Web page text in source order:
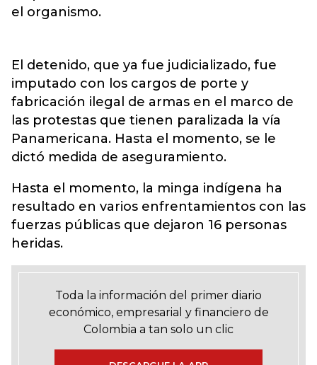
el organismo.
El detenido, que ya fue judicializado, fue
imputado con los cargos de porte y
fabricación ilegal de armas en el marco de
las protestas que tienen paralizada la vía
Panamericana. Hasta el momento, se le
dictó medida de aseguramiento.
Hasta el momento, la minga indígena ha
resultado en varios enfrentamientos con las
fuerzas públicas que dejaron 16 personas
heridas.
Toda la información del primer diario
económico, empresarial y financiero de
Colombia a tan solo un clic